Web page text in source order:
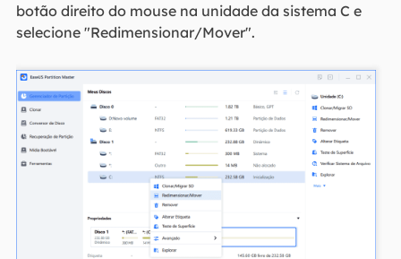
botão direito do mouse na unidade da sistema C e
selecione "Redimensionar/Mover".